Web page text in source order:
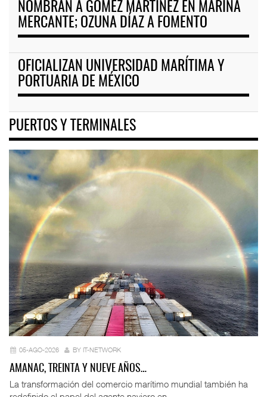
NOMBRAN A GÓMEZ MARTÍNEZ EN MARINA
MERCANTE; OZUNA DÍAZ A FOMENTO
OFICIALIZAN UNIVERSIDAD MARÍTIMA Y
PORTUARIA DE MÉXICO
PUERTOS Y TERMINALES
05-AGO-2026 BY IT-NETWORK
AMANAC, TREINTA Y NUEVE AÑOS…
La transformación del comercio marítimo mundial también ha